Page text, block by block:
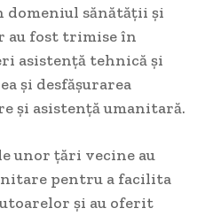
domeniul sănătății și
au fost trimise în
asistență tehnică și
și desfășurarea
și asistență umanitară.
unor țări vecine au
pentru a facilita
și au oferit